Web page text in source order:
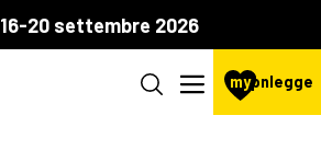
16-20 settembre 2026
mypnlegge